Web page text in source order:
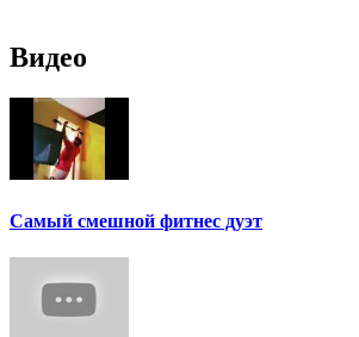
Видео
Самый смешной фитнес дуэт